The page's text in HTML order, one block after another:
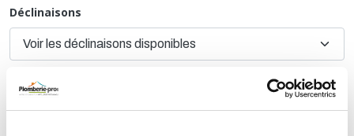
Déclinaisons
6,02 €
5,02 €HT